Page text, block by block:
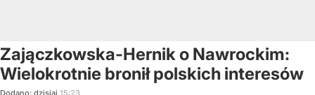
Zajączkowska-Hernik o Nawrockim:
Wielokrotnie bronił polskich interesów
Dodano: dzisiaj 15:23